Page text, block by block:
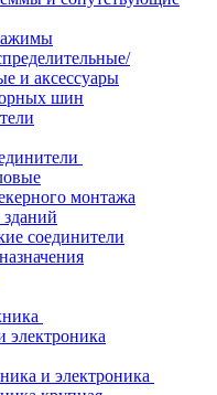
и аксессуары
шин
монтажа
зданий
соединители
электроника
и электроника